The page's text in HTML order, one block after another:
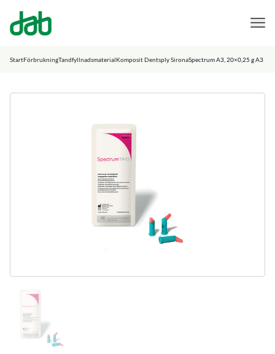
DAB Dental
StartFörbrukningTandfyllnadsmaterialKomposit Dentsply SironaSpectrum A3, 20×0,25 g A3